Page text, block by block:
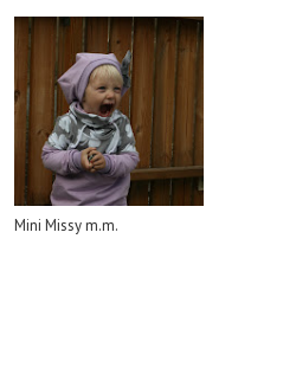
Mini Missy m.m.